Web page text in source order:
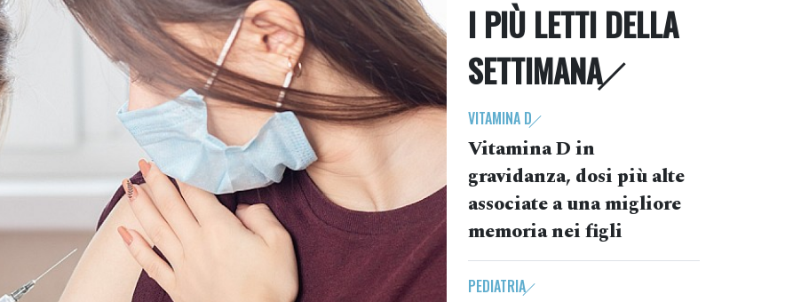
I PIÙ LETTI DELLA
SETTIMANA
VITAMINA D
Vitamina D in
gravidanza, dosi più alte
associate a una migliore
memoria nei figli
PEDIATRIA